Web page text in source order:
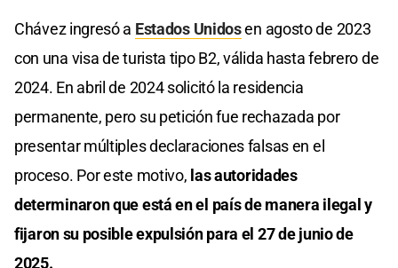
Chávez ingresó a Estados Unidosen agosto de 2023
con una visa de turista tipo B2, válida hasta febrero de
2024. En abril de 2024 solicitó la residencia
permanente, pero su petición fue rechazada por
presentar múltiples declaraciones falsas en el
proceso. Por este motivo, las autoridades
determinaron que está en el país de manera ilegal y
fijaron su posible expulsión para el 27 de junio de
2025.